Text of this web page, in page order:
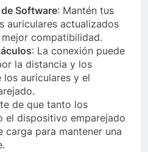
Software: Mantén tus
auriculares actualizados
compatibilidad.
: La conexión puede
la distancia y los
auriculares y el
de que tanto los
el dispositivo emparejado
carga para mantener una